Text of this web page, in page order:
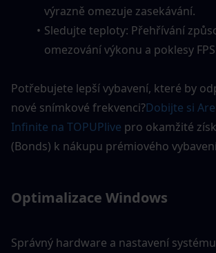
výrazně omezuje zasekávání.
Sledujte teploty: Přehřívání
omezování výkonu a poklesy
Potřebujete lepší vybavení, které by
nové snímkové frekvenci?Dobijte si
Infinite na TOPUPlive pro okamžité
(Bonds) k nákupu prémiového
Optimalizace Windows
Správný hardware a nastavení